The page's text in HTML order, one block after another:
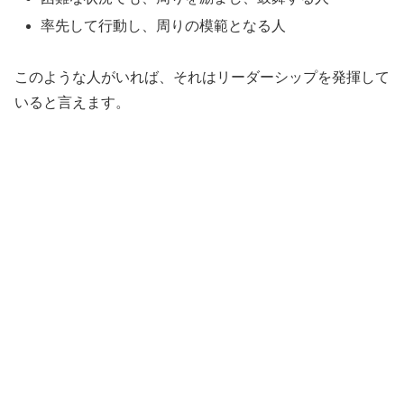
率先して行動し、周りの模範となる人
このような人がいれば、それはリーダーシップを発揮して
いると言えます。